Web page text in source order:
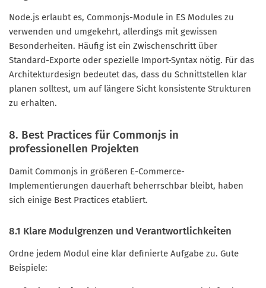
Node.js erlaubt es, Commonjs-Module in ES Modules zu
verwenden und umgekehrt, allerdings mit gewissen
Besonderheiten. Häufig ist ein Zwischenschritt über
Standard-Exporte oder spezielle Import-Syntax nötig. Für das
Architekturdesign bedeutet das, dass du Schnittstellen klar
planen solltest, um auf längere Sicht konsistente Strukturen
zu erhalten.
8. Best Practices für Commonjs in
professionellen Projekten
Damit Commonjs in größeren E-Commerce-
Implementierungen dauerhaft beherrschbar bleibt, haben
sich einige Best Practices etabliert.
8.1 Klare Modulgrenzen und Verantwortlichkeiten
Ordne jedem Modul eine klar definierte Aufgabe zu. Gute
Beispiele: